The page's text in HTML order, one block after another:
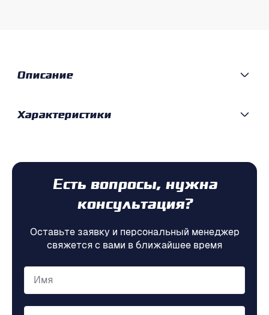
Описание
Характеристики
Есть вопросы, нужна
консультация?
Оставьте заявку и персональный менеджер
свяжется с вами в ближайшее время
Имя